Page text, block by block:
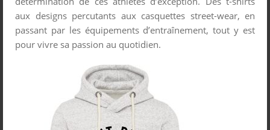
aux designs percutants aux casquettes street-wear, en
passant par les équipements d’entraînement, tout y est
pour vivre sa passion au quotidien.